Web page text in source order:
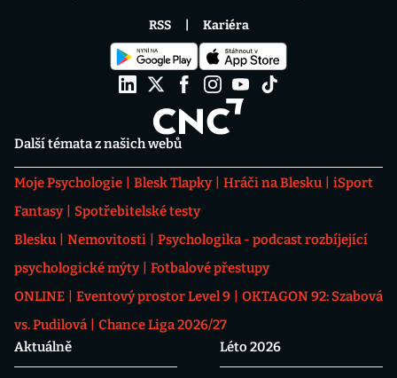
Další témata z našich webů
Moje Psychologie Blesk Tlapky Hráči na Blesku
iSport
Fantasy
Spotřebitelské testy
Blesku
Nemovitosti
Psychologika - podcast rozbíjející
psychologické mýty
Fotbalové přestupy
ONLINE
Eventový prostor Level 9
OKTAGON 92: Szabová
vs. Pudilová
Chance Liga 2026/27
Aktuálně
Léto 2026
RSS Kariéra